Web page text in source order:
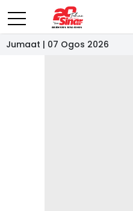
Jumaat | 07 Ogos 2026